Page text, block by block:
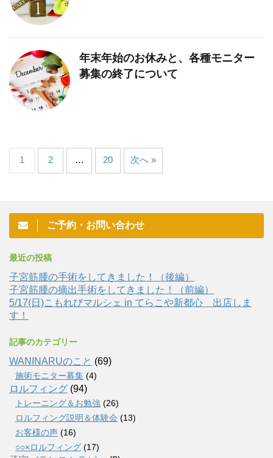
年末年始のお休みと、各種モニター
募集の終了について
1 2 … 20 次へ »
ご予約・お問い合わせ
最近の投稿
子宮筋腫の手術をしてきました！（後編）
子宮筋腫の摘出手術をしてきました！（前編）
5/17(日)こもれびマルシェ in てらこや新都心 出店しま
す！
記事のカテゴリー
WANINARUのこと (69)
施術モニター募集 (4)
ロルフィング (94)
トレーニング＆お勉強 (26)
ロルフィング説明＆体験会 (13)
お客様の声 (16)
○○×ロルフィング (17)